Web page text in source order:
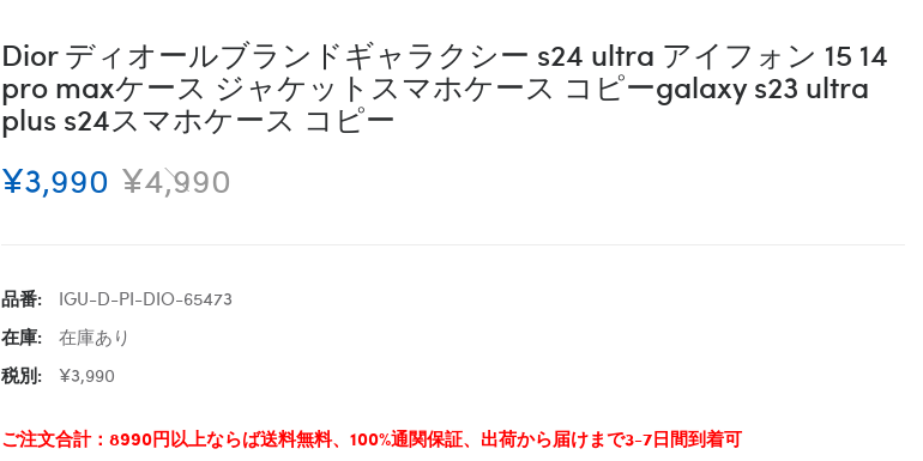
Dior ディオールブランドギャラクシー s24 ultra アイフォン 15 14
pro maxケース ジャケットスマホケース コピーgalaxy s23 ultra
plus s24スマホケース コピー
¥3,990 ¥4,990
品番:
IGU-D-PI-DIO-65473
在庫:
在庫あり
税別:
¥3,990
ご注文合計：8990円以上ならば送料無料、100%通関保証、出荷から届けまで3-7日間到着可